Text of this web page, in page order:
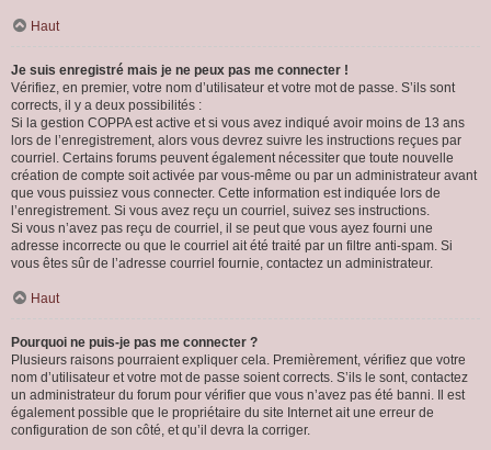
Haut
Je suis enregistré mais je ne peux pas me connecter !
Vérifiez, en premier, votre nom d’utilisateur et votre mot de passe. S’ils sont
corrects, il y a deux possibilités :
Si la gestion COPPA est active et si vous avez indiqué avoir moins de 13 ans
lors de l’enregistrement, alors vous devrez suivre les instructions reçues par
courriel. Certains forums peuvent également nécessiter que toute nouvelle
création de compte soit activée par vous-même ou par un administrateur avant
que vous puissiez vous connecter. Cette information est indiquée lors de
l’enregistrement. Si vous avez reçu un courriel, suivez ses instructions.
Si vous n’avez pas reçu de courriel, il se peut que vous ayez fourni une
adresse incorrecte ou que le courriel ait été traité par un filtre anti-spam. Si
vous êtes sûr de l’adresse courriel fournie, contactez un administrateur.
Haut
Pourquoi ne puis-je pas me connecter ?
Plusieurs raisons pourraient expliquer cela. Premièrement, vérifiez que votre
nom d’utilisateur et votre mot de passe soient corrects. S’ils le sont, contactez
un administrateur du forum pour vérifier que vous n’avez pas été banni. Il est
également possible que le propriétaire du site Internet ait une erreur de
configuration de son côté, et qu’il devra la corriger.